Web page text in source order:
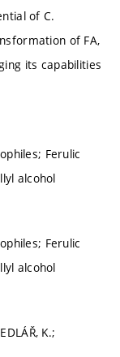
of C.
of FA,
its capabilities
Ferulic
alcohol
Ferulic
alcohol
K.;